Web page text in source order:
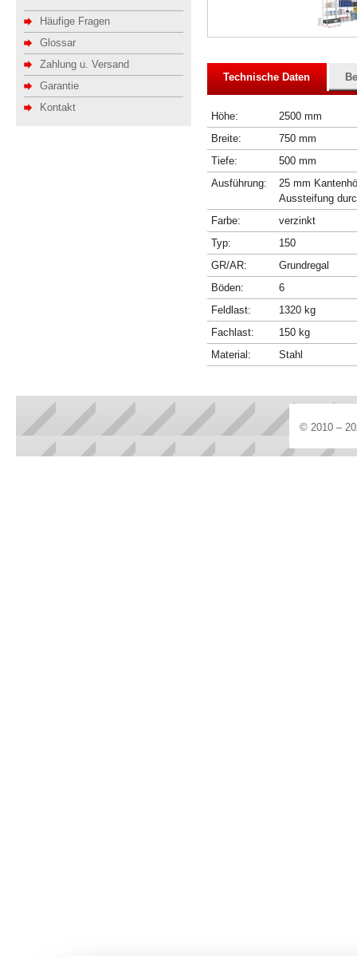
Häufige Fragen
Glossar
Zahlung u. Versand
Garantie
Kontakt
Technische Daten
Höhe:
2500 mm
Breite:
750 mm
Tiefe:
500 mm
Ausführung:
25 mm
Aussteifung
Farbe:
verzinkt
Typ:
150
GR/AR:
Grundregal
Böden:
6
Feldlast:
1320 kg
Fachlast:
150 kg
Material:
Stahl
© 2010 –